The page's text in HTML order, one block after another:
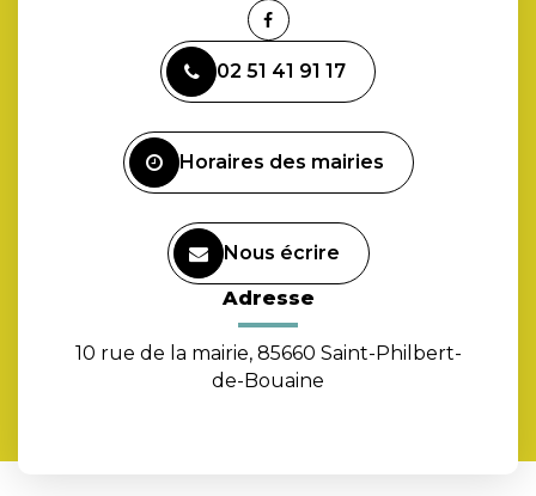
Lien
le
compte
02 51 41 91 17
Horaires des mairies
Nous écrire
Adresse
10 rue de la mairie, 85660 Saint-Philbert-
de-Bouaine